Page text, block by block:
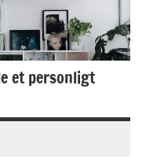
et personligt